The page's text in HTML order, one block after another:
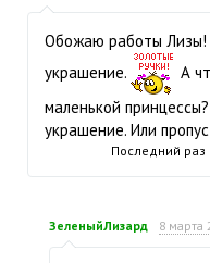
Обожаю работы Лизы!
украшение.
А
маленькой
украшение. Или
Последний раз
ЗеленыйЛизард 8 марта